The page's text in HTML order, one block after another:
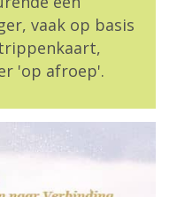
vaak op basis
'op afroep'.